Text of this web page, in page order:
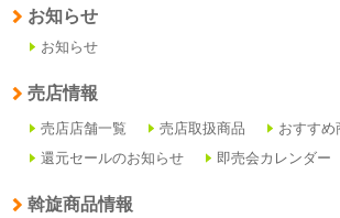
お知らせ
お知らせ
売店情報
売店店舗一覧 売店取扱商品
おすすめ
還元セールのお知らせ
即売会カレンダー
斡旋商品情報